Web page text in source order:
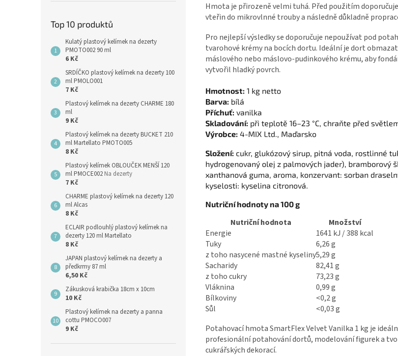
Top 10 produktů
Kulatý plastový kelímek na dezerty
PMOTO002 90 ml
6 Kč
SRDÍČKO plastový kelímek na dezerty 100
ml PMOLO001
7 Kč
Plastový kelímek na dezerty CHARME 180
ml
9 Kč
Plastový kelímek na dezerty BUCKET 210
ml Martellato PMOTO005
8 Kč
Plastový kelímek OBLOUČEK MENŠÍ 120
ml PMOCE002 Na dezerty
7 Kč
CHARME plastový kelímek na dezerty 120
ml Alcas
8 Kč
ECLAIR podlouhlý plastový kelímek na
dezerty 120 ml Martellato
8 Kč
JAPAN plastový kelímek na dezerty a
předkrmy 87 ml
6,50 Kč
Zákusková krabička 18cm x 10cm
10 Kč
Plastový kelímek na dezerty a panna
cottu PMOCO007
9 Kč
Hmota je přirozeně velmi tuhá. Před použitím
vteřin do mikrovlnné trouby a následně důkladně
Pro nejlepší výsledky se doporučuje nepoužívat pod
tvarohové krémy na bocích dortu. Ideální je dort
máslového nebo máslovo-pudinkového krému, aby
vytvořil hladký povrch.
Hmotnost: 1 kg netto
Barva: bílá
Příchuť: vanilka
Skladování: při teplotě 16–23 °C, chraňte před
Výrobce: 4-MIX Ltd., Maďarsko
Složení: cukr, glukózový sirup, pitná voda, rostlinné
hydrogenovaný olej z palmových jader), bramborový
xanthanová guma, aroma, konzervant: sorban
kyselosti: kyselina citronová.
Nutriční hodnoty na 100 g
Nutriční hodnota
Množství
Energie
1641 kJ / 388 kcal
Tuky
6,26 g
z toho nasycené mastné kyseliny5,29 g
Sacharidy
82,41 g
z toho cukry
73,23 g
Vláknina
0,99 g
Bílkoviny
<0,2 g
Sůl
<0,03 g
Potahovací hmota SmartFlex Velvet Vanilka 1 kg je
profesionální potahování dortů, modelování figurek a
cukrářských dekorací.